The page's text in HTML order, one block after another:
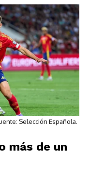
Selección Española.
más de un